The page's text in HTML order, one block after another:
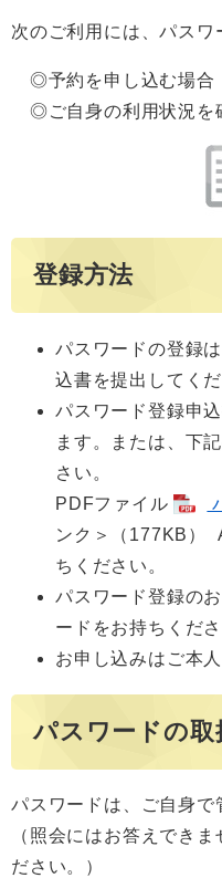
次のご利用には、パスワ
◎予約を申し込む場合
◎ご自身の利用状況を
登録方法
パスワードの登録
込書を提出してくだ
パスワード登録申
ます。または、下
さい。
PDFファイル
ンク＞
（177KB）
ちください。
パスワード登録の
ードをお持ちくださ
お申し込みはご本
パスワードの
パスワードは、ご自身で
（照会にはお答えでき
ださい。）